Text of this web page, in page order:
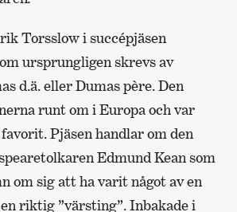
Torsslow i succépjäsen
ursprungligen skrevs av
d.ä. eller Dumas père. Den
runt om i Europa och var
Pjäsen handlar om den
Edmund Kean som
om sig att ha varit något av en
riktig ”värsting”. Inbakade i